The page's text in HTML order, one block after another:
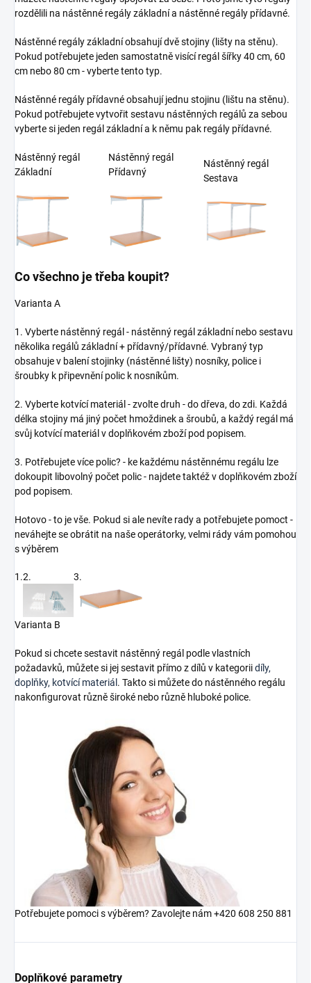
rozdělili na nástěnné regály základní a nástěnné regály přídavné.
Nástěnné regály základní obsahují dvě stojiny (lišty na stěnu).
Pokud potřebujete jeden samostatně visící regál šířky 40 cm, 60
cm nebo 80 cm - vyberte tento typ.
Nástěnné regály přídavné obsahují jednu stojinu (lištu na stěnu).
Pokud potřebujete vytvořit sestavu nástěnných regálů za sebou
vyberte si jeden regál základní a k němu pak regály přídavné.
Nástěnný regál
Základní
Nástěnný regál
Přídavný
Nástěnný regál
Sestava
Co všechno je třeba koupit?
Varianta A
1. Vyberte nástěnný regál - nástěnný regál základní nebo sestavu
několika regálů základní + přídavný/přídavné. Vybraný typ
obsahuje v balení stojinky (nástěnné lišty) nosníky, police i
šroubky k připevnění polic k nosníkům.
2. Vyberte kotvící materiál - zvolte druh - do dřeva, do zdi. Každá
délka stojiny má jiný počet hmoždinek a šroubů, a každý regál má
svůj kotvící materiál v doplňkovém zboží pod popisem.
3. Potřebujete více polic? - ke každému nástěnnému regálu lze
dokoupit libovolný počet polic - najdete taktéž v doplňkovém zboží
pod popisem.
Hotovo - to je vše. Pokud si ale nevíte rady a potřebujete pomoct -
neváhejte se obrátit na naše operátorky, velmi rády vám pomohou
s výběrem
1.2. 3.
Varianta B
Pokud si chcete sestavit nástěnný regál podle vlastních
požadavků, můžete si jej sestavit přímo z dílů v kategoriidíly,
doplňky, kotvící materiál . Takto si můžete do nástěnného regálu
nakonfigurovat různě široké nebo různě hluboké police.
Potřebujete pomoci s výběrem? Zavolejte nám +420 608 250 881
Doplňkové parametry